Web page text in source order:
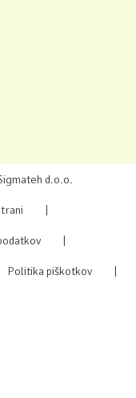
d.o.o.
Politika piškotkov